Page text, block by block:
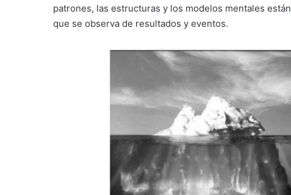
patrones, las estructuras y los modelos mentales
que se observa de resultados y eventos.